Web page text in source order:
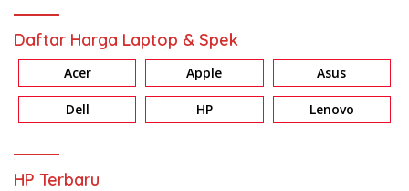
Daftar Harga Laptop & Spek
Acer Apple Asus
Dell HP Lenovo
HP Terbaru